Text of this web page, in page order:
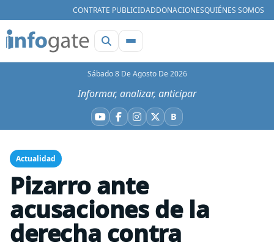
CONTRATE PUBLICIDADDONACIONESQUIÉNES SOMOS
Sábado 8 De Agosto De 2026
Informar, analizar, anticipar
YouTube
Facebook
Instagram
X BBluesky
Actualidad
Pizarro ante
acusaciones de la
derecha contra